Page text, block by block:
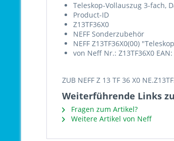
Teleskop-Vollauszug 3-fach,
Product-ID
Z13TF36X0
NEFF Sonderzubehör
NEFF Z13TF36X0(00)
von Neff Nr.: Z13TF36X0
ZUB NEFF Z 13 TF 36 X0
Weiterführende Links
Fragen zum Artikel?
Weitere Artikel von Neff